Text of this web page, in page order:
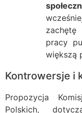
zachętę
pracy
większą
Kontrowersje i
Propozycja
Polskich,